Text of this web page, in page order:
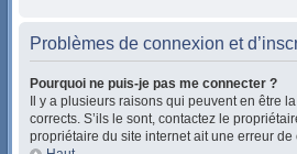
Problèmes de connexion et
Pourquoi ne puis-je pas me connecter ?
Il y a plusieurs raisons qui peuvent en être
corrects. S’ils le sont, contactez le
propriétaire du site internet ait une erreur